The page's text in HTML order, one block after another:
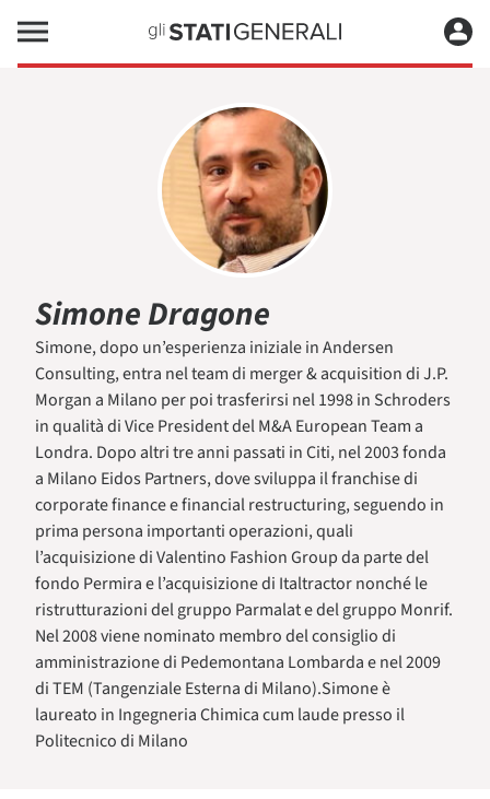
Simone Dragone
Simone, dopo un’esperienza iniziale in Andersen
Consulting, entra nel team di merger & acquisition di J.P.
Morgan a Milano per poi trasferirsi nel 1998 in Schroders
in qualità di Vice President del M&A European Team a
Londra. Dopo altri tre anni passati in Citi, nel 2003 fonda
a Milano Eidos Partners, dove sviluppa il franchise di
corporate finance e financial restructuring, seguendo in
prima persona importanti operazioni, quali
l’acquisizione di Valentino Fashion Group da parte del
fondo Permira e l’acquisizione di Italtractor nonché le
ristrutturazioni del gruppo Parmalat e del gruppo Monrif.
Nel 2008 viene nominato membro del consiglio di
amministrazione di Pedemontana Lombarda e nel 2009
di TEM (Tangenziale Esterna di Milano).Simone è
laureato in Ingegneria Chimica cum laude presso il
Politecnico di Milano